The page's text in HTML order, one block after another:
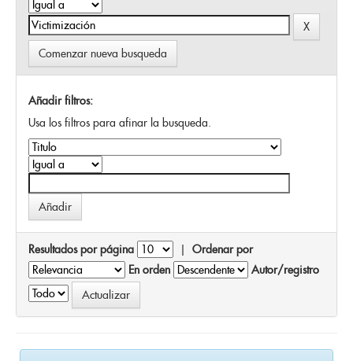
Comenzar nueva busqueda
Añadir filtros:
Usa los filtros para afinar la busqueda.
Resultados por página | Ordenar por
En orden
Autor/registro